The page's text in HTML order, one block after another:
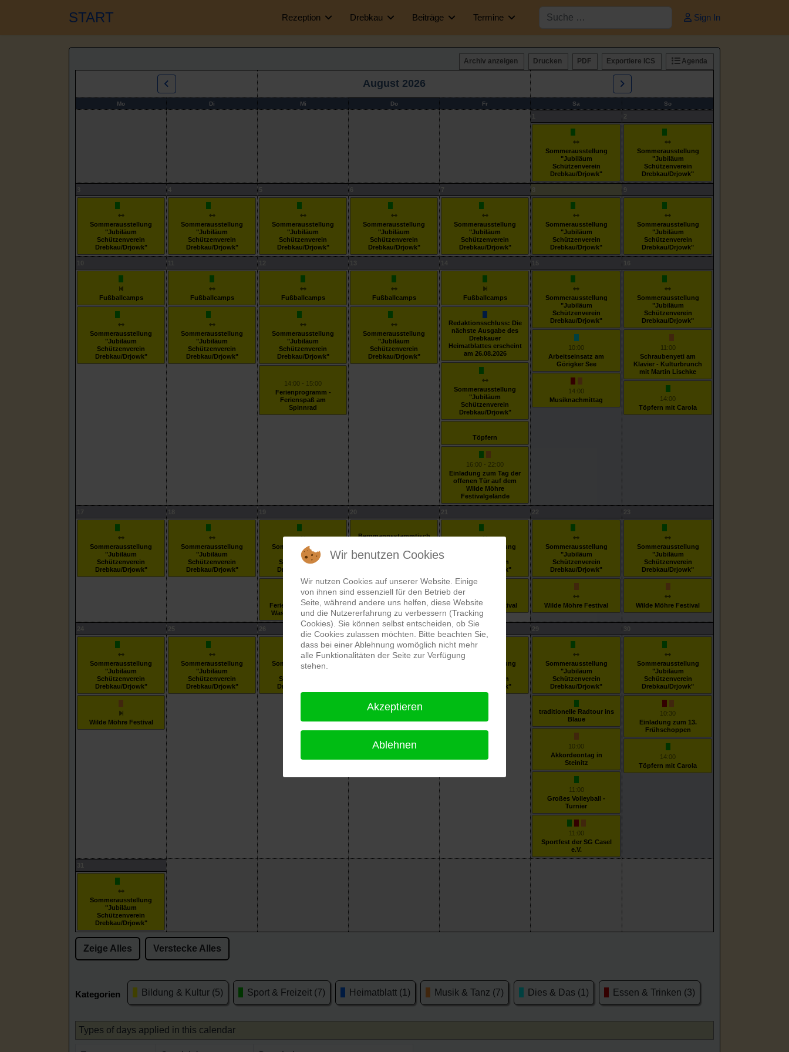
START Rezeption Drebkau Beiträge Termine
Suchen
Sign In
Archiv anzeigen Drucken PDF Exportiere ICS Agenda
August 2026
Mo Di Mi Do Fr Sa So
Sommerausstellung
"Jubiläum
Schützenverein
Drebkau/Drjowk"
Sommerausstellung
"Jubiläum
Schützenverein
Drebkau/Drjowk"
Sommerausstellung
"Jubiläum
Schützenverein
Drebkau/Drjowk"
Sommerausstellung
"Jubiläum
Schützenverein
Drebkau/Drjowk"
Sommerausstellung
"Jubiläum
Schützenverein
Drebkau/Drjowk"
Sommerausstellung
"Jubiläum
Schützenverein
Drebkau/Drjowk"
Sommerausstellung
"Jubiläum
Schützenverein
Drebkau/Drjowk"
Sommerausstellung
"Jubiläum
Schützenverein
Drebkau/Drjowk"
Sommerausstellung
"Jubiläum
Schützenverein
Drebkau/Drjowk"
Fußballcamps
Sommerausstellung
"Jubiläum
Schützenverein
Drebkau/Drjowk"
Fußballcamps
Sommerausstellung
"Jubiläum
Schützenverein
Drebkau/Drjowk"
Fußballcamps
Sommerausstellung
"Jubiläum
Schützenverein
Drebkau/Drjowk"
14:00 - 15:00
Ferienprogramm -
Ferienspaß am
Spinnrad
Fußballcamps
Sommerausstellung
"Jubiläum
Schützenverein
Drebkau/Drjowk"
Fußballcamps
Redaktionsschluss: Die
nächste Ausgabe des
Drebkauer
Heimatblattes erscheint
am 26.08.2026
Sommerausstellung
"Jubiläum
Schützenverein
Drebkau/Drjowk"
Töpfern
16:00 - 22:00
Einladung zum Tag der
offenen Tür auf dem
Wilde Möhre
Festivalgelände
Sommerausstellung
"Jubiläum
Schützenverein
Drebkau/Drjowk"
10:00
Arbeitseinsatz am
Görigker See
14:00
Musiknachmittag
Sommerausstellung
"Jubiläum
Schützenverein
Drebkau/Drjowk"
11:00
Schraubenyeti am
Klavier - Kulturbrunch
mit Martin Lischke
14:00
Töpfern mit Carola
Sommerausstellung
"Jubiläum
Schützenverein
Drebkau/Drjowk"
Sommerausstellung
"Jubiläum
Schützenverein
Drebkau/Drjowk"
Sommerausstellung
"Jubiläum
Schützenverein
Drebkau/Drjowk"
14:00 - 15:00
Ferienprogramm - Ein
Waschtag wie früher
Bergmannsstammtisch
"Jubiläum
Drebkau/Drjowk"
Sommerausstellung
Schützenverein
Drebkau/Drjowk"
Wilde Möhre Festival
Sommerausstellung
"Jubiläum
Schützenverein
Drebkau/Drjowk"
Wilde Möhre Festival
Sommerausstellung
"Jubiläum
Schützenverein
Drebkau/Drjowk"
Wilde Möhre Festival
Sommerausstellung
"Jubiläum
Schützenverein
Drebkau/Drjowk"
Wilde Möhre Festival
Sommerausstellung
"Jubiläum
Schützenverein
Drebkau/Drjowk"
Sommerausstellung
"Jubiläum
Schützenverein
Drebkau/Drjowk"
27 28
Sommerausstellung
Schützenverein
Drebkau/Drjowk"
Sommerausstellung
"Jubiläum
Schützenverein
Drebkau/Drjowk"
traditionelle Radtour ins
Blaue
10:00
Akkordeontag in
Steinitz
11:00
Großes Volleyball -
Turnier
11:00
Sportfest der SG Casel
e.V.
Sommerausstellung
"Jubiläum
Schützenverein
Drebkau/Drjowk"
10:30
Einladung zum 13.
Frühschoppen
14:00
Töpfern mit Carola
Sommerausstellung
"Jubiläum
Schützenverein
Drebkau/Drjowk"
Zeige Alles Verstecke Alles
Kategorien Bildung & Kultur (5) Sport & Freizeit (7) Heimatblatt (1) Musik & Tanz (7) Dies & Das (1) Essen & Trinken (3)
Types of days applied in this calendar
Wir benutzen Cookies
Wir nutzen Cookies auf unserer Website. Einige
von ihnen sind essenziell für den Betrieb der
Seite, während andere uns helfen, diese Website
und die Nutzererfahrung zu verbessern (Tracking
Cookies). Sie können selbst entscheiden, ob Sie
die Cookies zulassen möchten. Bitte beachten Sie,
dass bei einer Ablehnung womöglich nicht mehr
alle Funktionalitäten der Seite zur Verfügung
stehen.
Akzeptieren
Ablehnen